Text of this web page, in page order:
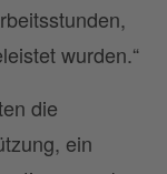
wurden.“
die
ein